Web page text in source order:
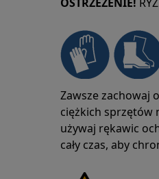
Zawsze zachowaj
ciężkich sprzętów
używaj rękawic
cały czas, aby